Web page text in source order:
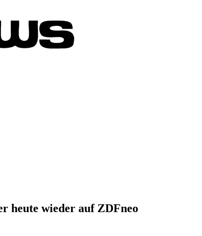
heute wieder auf ZDFneo